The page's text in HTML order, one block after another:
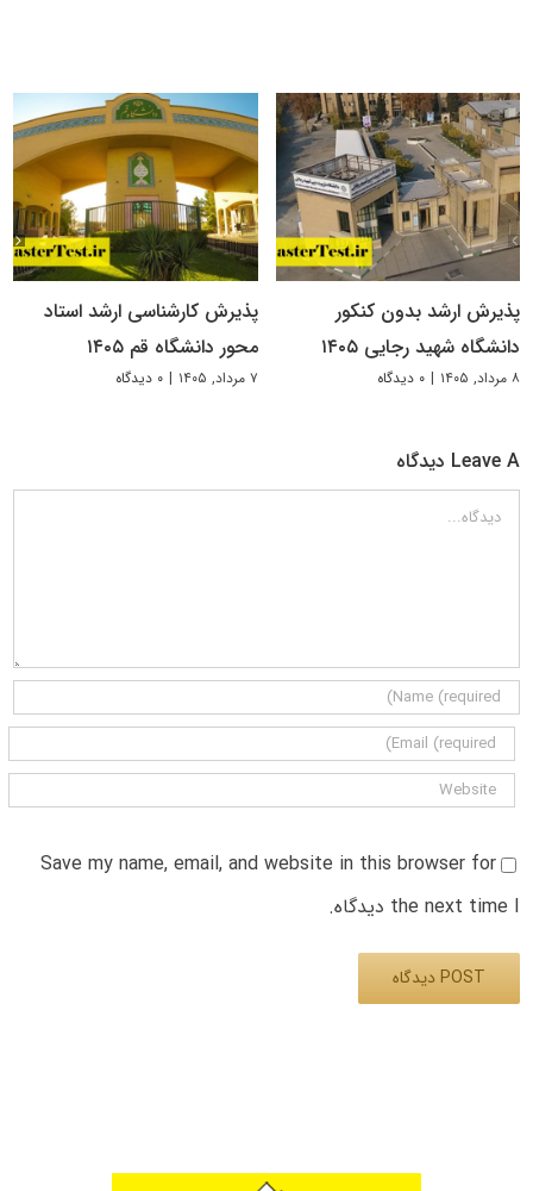
پذیرش ارشد بدون کنکور
دانشگاه شهید رجایی ۱۴۰۵
۸ مرداد, ۱۴۰۵ | ۰ دیدگاه
پذیرش کارشناسی ارشد استاد
محور دانشگاه قم ۱۴۰۵
۷ مرداد, ۱۴۰۵ | ۰ دیدگاه
Leave A دیدگاه
دیدگاه
Save my name, email, and website in this browser for
the next time I دیدگاه.